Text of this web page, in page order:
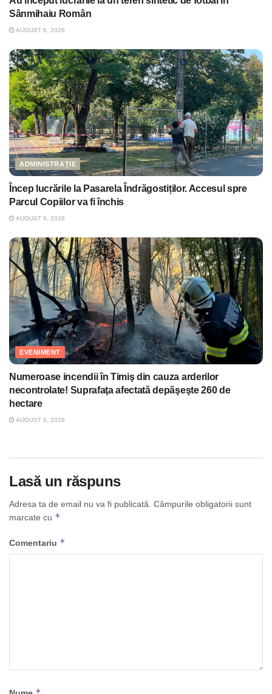
Sânmihaiu Român
AUGUST 6, 2026
ADMINISTRAȚIE
Încep lucrările la Pasarela Îndrăgostiților. Accesul spre
Parcul Copiilor va fi închis
AUGUST 6, 2026
EVENIMENT
Numeroase incendii în Timiş din cauza arderilor
necontrolate! Suprafaţa afectată depăşeşte 260 de
hectare
AUGUST 6, 2026
Lasă un răspuns
Adresa ta de email nu va fi publicată. Câmpurile obligatorii sunt
marcate cu *
Comentariu *